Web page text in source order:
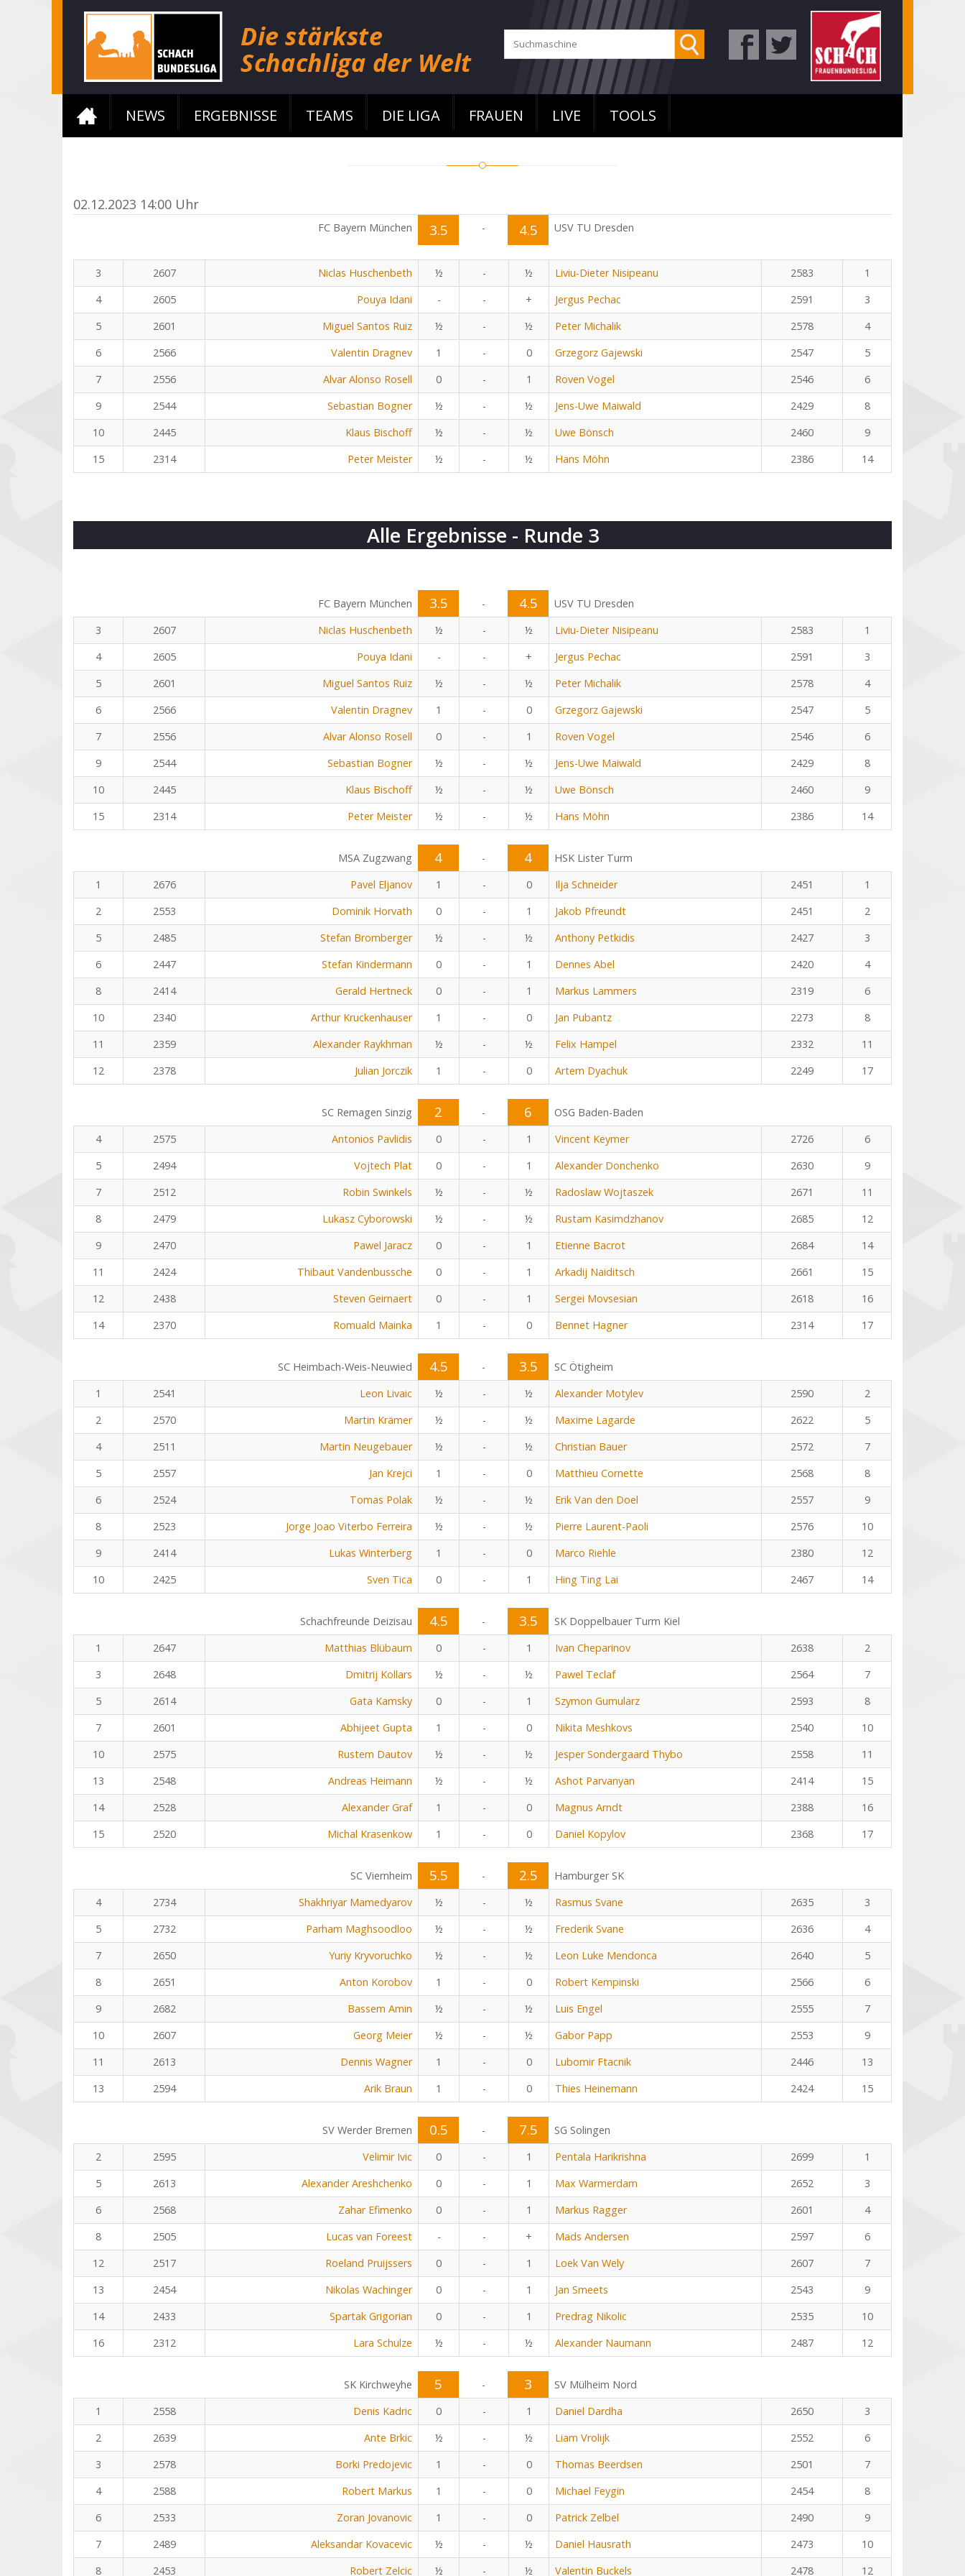
NEWS ERGEBNISSE TEAMS DIE LIGA FRAUEN LIVE TOOLS
02.12.2023 14:00 Uhr
FC Bayern München 3.5 - 4.5 USV TU Dresden
3 2607 Niclas Huschenbeth ½ - ½ Liviu-Dieter Nisipeanu 2583
1
4
2605 Pouya Idani - - + Jergus Pechac 2591
3
5
2601 Miguel Santos Ruiz ½ - ½ Peter Michalik 2578
4
6
2566 Valentin Dragnev 1 - 0 Grzegorz Gajewski 2547
5
7
2556 Alvar Alonso Rosell 0 - 1 Roven Vogel 2546
6
9
2544 Sebastian Bogner ½ - ½ Jens-Uwe Maiwald 2429
8
10
2445 Klaus Bischoff ½ - ½ Uwe Bönsch 2460
9
15
2314 Peter Meister ½ - ½ Hans Möhn 2386 14
Alle Ergebnisse - Runde 3
FC Bayern München 3.5 - 4.5
USV TU Dresden
3
2607 Niclas Huschenbeth ½ - ½ Liviu-Dieter Nisipeanu 2583
1
4
2605 Pouya Idani - - + Jergus Pechac 2591
3
5
2601 Miguel Santos Ruiz ½ - ½ Peter Michalik 2578
4
6
2566 Valentin Dragnev 1 - 0 Grzegorz Gajewski 2547
5
7
2556 Alvar Alonso Rosell 0 - 1 Roven Vogel 2546
6
9
2544 Sebastian Bogner ½ - ½ Jens-Uwe Maiwald 2429
8
10
2445 Klaus Bischoff ½ - ½ Uwe Bönsch 2460
9
15
2314 Peter Meister ½ - ½ Hans Möhn 2386 14
MSA Zugzwang 4 - 4
HSK Lister Turm
1
2676 Pavel Eljanov 1 - 0 Ilja Schneider 2451
1
2
2553 Dominik Horvath 0 - 1 Jakob Pfreundt 2451
2
5
2485 Stefan Bromberger ½ - ½ Anthony Petkidis 2427
3
6
2447 Stefan Kindermann 0 - 1 Dennes Abel 2420
4
8
2414 Gerald Hertneck 0 - 1 Markus Lammers 2319
6
10
2340 Arthur Kruckenhauser 1 - 0 Jan Pubantz 2273
8
11
2359 Alexander Raykhman ½ - ½ Felix Hampel 2332
11
12
2378 Julian Jorczik 1 - 0 Artem Dyachuk 2249 17
SC Remagen Sinzig 2 - 6
OSG Baden-Baden
4
2575 Antonios Pavlidis 0 - 1 Vincent Keymer 2726
6
5
2494 Vojtech Plat 0 - 1 Alexander Donchenko 2630
9
7
2512 Robin Swinkels ½ - ½ Radoslaw Wojtaszek 2671
11
8
2479 Lukasz Cyborowski ½ - ½ Rustam Kasimdzhanov 2685
12
9
2470 Pawel Jaracz 0 - 1 Etienne Bacrot 2684
14
11
2424 Thibaut Vandenbussche 0 - 1 Arkadij Naiditsch 2661
15
12
2438 Steven Geirnaert 0 - 1 Sergei Movsesian 2618
16
14
2370 Romuald Mainka 1 - 0 Bennet Hagner 2314 17
SC Heimbach-Weis-Neuwied 4.5 - 3.5
SC Ötigheim
1
2541 Leon Livaic ½ - ½ Alexander Motylev 2590
2
2
2570 Martin Krämer ½ - ½ Maxime Lagarde 2622
5
4
2511 Martin Neugebauer ½ - ½ Christian Bauer 2572
7
5
2557 Jan Krejci 1 - 0 Matthieu Cornette 2568
8
6
2524 Tomas Polak ½ - ½ Erik Van den Doel 2557
9
8
2523 Jorge Joao Viterbo Ferreira ½ - ½ Pierre Laurent-Paoli 2576
10
9
2414 Lukas Winterberg 1 - 0 Marco Riehle 2380
12
10
2425 Sven Tica 0 - 1 Hing Ting Lai 2467 14
Schachfreunde Deizisau 4.5 - 3.5
SK Doppelbauer Turm Kiel
1
2647 Matthias Blübaum 0 - 1 Ivan Cheparinov 2638
2
3
2648 Dmitrij Kollars ½ - ½ Pawel Teclaf 2564
7
5
2614 Gata Kamsky 0 - 1 Szymon Gumularz 2593
8
7
2601 Abhijeet Gupta 1 - 0 Nikita Meshkovs 2540
10
10
2575 Rustem Dautov ½ - ½ Jesper Sondergaard Thybo 2558
11
13
2548 Andreas Heimann ½ - ½ Ashot Parvanyan 2414
15
14
2528 Alexander Graf 1 - 0 Magnus Arndt 2388
16
15
2520 Michal Krasenkow 1 - 0 Daniel Kopylov 2368 17
SC Viernheim 5.5 - 2.5
Hamburger SK
4
2734 Shakhriyar Mamedyarov ½ - ½ Rasmus Svane 2635
3
5
2732 Parham Maghsoodloo ½ - ½ Frederik Svane 2636
4
7
2650 Yuriy Kryvoruchko ½ - ½ Leon Luke Mendonca 2640
5
8
2651 Anton Korobov 1 - 0 Robert Kempinski 2566
6
9
2682 Bassem Amin ½ - ½ Luis Engel 2555
7
10
2607 Georg Meier ½ - ½ Gabor Papp 2553
9
11
2613 Dennis Wagner 1 - 0 Lubomir Ftacnik 2446
13
13
2594 Arik Braun 1 - 0 Thies Heinemann 2424 15
SV Werder Bremen 0.5 - 7.5
SG Solingen
2
2595 Velimir Ivic 0 - 1 Pentala Harikrishna 2699
1
5
2613 Alexander Areshchenko 0 - 1 Max Warmerdam 2652
3
6
2568 Zahar Efimenko 0 - 1 Markus Ragger 2601
4
8
2505 Lucas van Foreest - - + Mads Andersen 2597
6
12
2517 Roeland Pruijssers 0 - 1 Loek Van Wely 2607
7
13
2454 Nikolas Wachinger 0 - 1 Jan Smeets 2543
9
14
2433 Spartak Grigorian 0 - 1 Predrag Nikolic 2535
10
16
2312 Lara Schulze ½ - ½ Alexander Naumann 2487 12
SK Kirchweyhe 5 - 3
SV Mülheim Nord
1
2558 Denis Kadric 0 - 1 Daniel Dardha 2650
3
2
2639 Ante Brkic ½ - ½ Liam Vrolijk 2552
6
3
2578 Borki Predojevic 1 - 0 Thomas Beerdsen 2501
7
4
2588 Robert Markus 1 - 0 Michael Feygin 2454
8
6
2533 Zoran Jovanovic 1 - 0 Patrick Zelbel 2490
9
7
2489 Aleksandar Kovacevic ½ - ½ Daniel Hausrath 2473
10
8
2453 Robert Zelcic ½ - ½ Valentin Buckels 2478 12